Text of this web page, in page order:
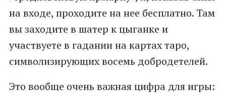
на входе, проходите на нее бесплатно. Там
вы заходите в шатер к цыганке и
участвуете в гадании на картах таро,
символизирующих восемь добродетелей.
Это вообще очень важная цифра для игры: